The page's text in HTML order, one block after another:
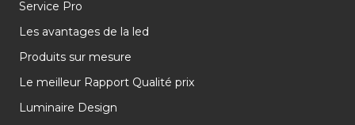
Service Pro
Les avantages de la led
Produits sur mesure
Le meilleur Rapport Qualité prix
Luminaire Design